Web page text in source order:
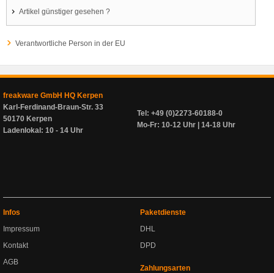
Artikel günstiger gesehen ?
Verantwortliche Person in der EU
freakware GmbH HQ Kerpen
Karl-Ferdinand-Braun-Str. 33
50170 Kerpen
Ladenlokal: 10 - 14 Uhr
Tel: +49 (0)2273-60188-0
Mo-Fr: 10-12 Uhr | 14-18 Uhr
Infos
Impressum
Kontakt
AGB
Paketdienste
DHL
DPD
Zahlungsarten